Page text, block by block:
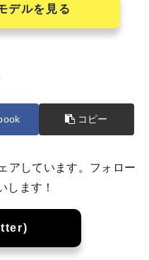
デルを見る
コピー
アしています。フォロー
します！